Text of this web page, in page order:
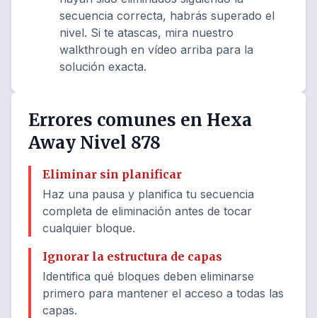
secuencia correcta, habrás superado el
nivel. Si te atascas, mira nuestro
walkthrough en vídeo arriba para la
solución exacta.
Errores comunes en Hexa
Away Nivel 878
Eliminar sin planificar
Haz una pausa y planifica tu secuencia
completa de eliminación antes de tocar
cualquier bloque.
Ignorar la estructura de capas
Identifica qué bloques deben eliminarse
primero para mantener el acceso a todas las
capas.